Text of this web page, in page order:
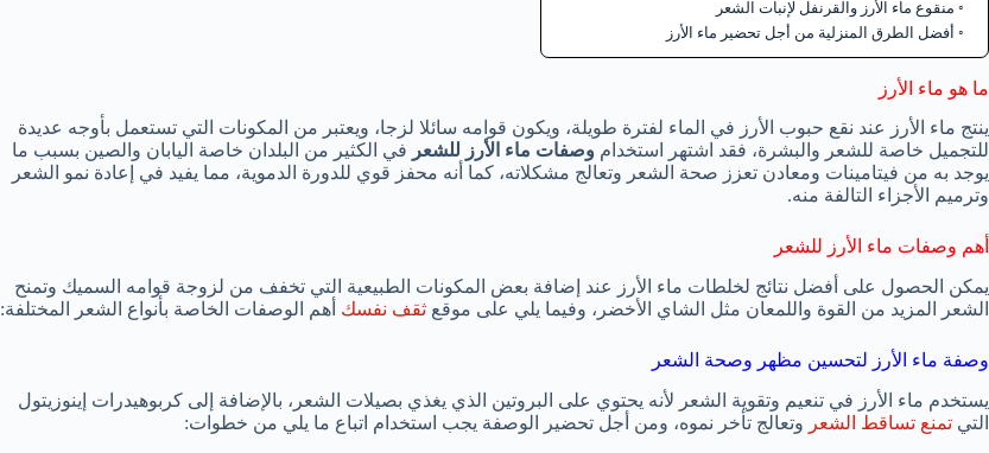
منقوع ماء الأرز والقرنفل لإنبات الشعر
أفضل الطرق المنزلية من أجل تحضير ماء الأرز
ما هو ماء الأرز
ينتج ماء الأرز عند نقع حبوب الأرز في الماء لفترة طويلة، ويكون قوامه سائلا لزجا، ويعتبر من المكونات التي تستعمل بأوجه عديدة
للتجميل خاصة للشعر والبشرة، فقد اشتهر استخدام وصفات ماء الأرز للشعر في الكثير من البلدان خاصة اليابان والصين بسبب ما
يوجد به من فيتامينات ومعادن تعزز صحة الشعر وتعالج مشكلاته، كما أنه محفز قوي للدورة الدموية، مما يفيد في إعادة نمو الشعر
وترميم الأجزاء التالفة منه.
أهم وصفات ماء الأرز للشعر
يمكن الحصول على أفضل نتائج لخلطات ماء الأرز عند إضافة بعض المكونات الطبيعية التي تخفف من لزوجة قوامه السميك وتمنح
الشعر المزيد من القوة واللمعان مثل الشاي الأخضر، وفيما يلي على موقع ثقف نفسك أهم الوصفات الخاصة بأنواع الشعر المختلفة:
وصفة ماء الأرز لتحسين مظهر وصحة الشعر
يستخدم ماء الأرز في تنعيم وتقوية الشعر لأنه يحتوي على البروتين الذي يغذي بصيلات الشعر، بالإضافة إلى كربوهيدرات إينوزيتول
التي تمنع تساقط الشعر وتعالج تأخر نموه، ومن أجل تحضير الوصفة يجب استخدام اتباع ما يلي من خطوات: